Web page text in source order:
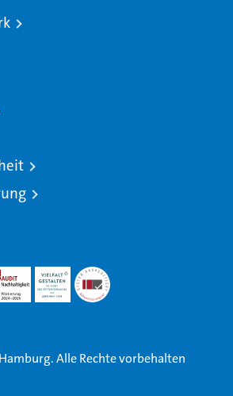
Alle Rechte vorbehalten